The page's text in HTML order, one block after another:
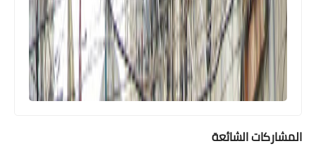
المشاركات الشائعة